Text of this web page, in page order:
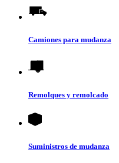
Camiones para mudanza
Remolques y remolcado
Suministros de mudanza